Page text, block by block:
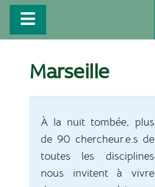
Marseille
À la nuit tombée, plus
de 90 chercheur.e.s de
toutes les disciplines
nous invitent à vivre